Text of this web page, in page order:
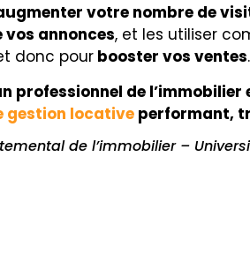
votre nombre de
annonces, et les utiliser
donc pour booster vos ventes.
professionnel de
gestion locative performant,
de l’immobilier –